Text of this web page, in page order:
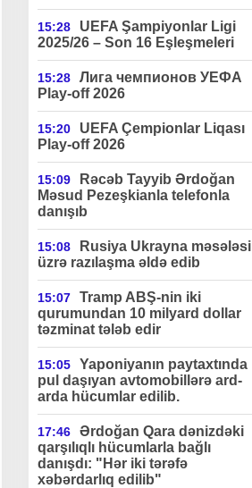
15:28
UEFA Şampiyonlar Ligi
2025/26 – Son 16 Eşleşmeleri
15:28
Лига чемпионов УЕФА
Play-off 2026
15:20
UEFA Çempionlar Liqası
Play-off 2026
15:09
Rəcəb Tayyib Ərdoğan
Məsud Pezeşkianla telefonla
danışıb
15:08
Rusiya Ukrayna məsələsi
üzrə razılaşma əldə edib
15:07
Tramp ABŞ-nin iki
qurumundan 10 milyard dollar
təzminat tələb edir
15:05
Yaponiyanın paytaxtında
pul daşıyan avtomobillərə ard-
arda hücumlar edilib.
17:46
Ərdoğan Qara dənizdəki
qarşılıqlı hücumlarla bağlı
danışdı: "Hər iki tərəfə
xəbərdarlıq edilib"